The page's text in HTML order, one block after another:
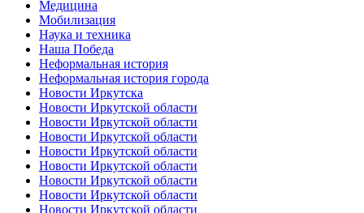
Медицина
Мобилизация
Наука и техника
Наша Победа
Неформальная история
Неформальная история города
Новости Иркутска
Новости Иркутской области
Новости Иркутской области
Новости Иркутской области
Новости Иркутской области
Новости Иркутской области
Новости Иркутской области
Новости Иркутской области
Новости Иркутской области